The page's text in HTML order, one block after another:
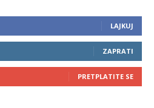
LAJKUJ
ZAPRATI
PRETPLATITE SE